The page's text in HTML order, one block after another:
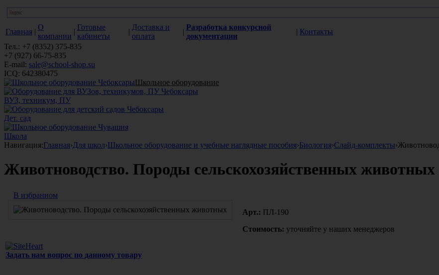
Главная |
О
компании
|
Готовые
кабинеты
|
Доставка и
оплата
|
Разработка конкурсной
документации
| Контакты
Тел.: +7 (8352) 375-835
+7 (927) 66-75-835
E-mail: sale@school-shop.su
ICQ: 642380475
Школьное оборудование
ВУЗ, техникум, ПУ
Дет. сад
Школа
Навигация:Главная›Для школ›Школьное оборудование и учебные наглядные пособия›Биология›Слайд-комплекты›
Животноводство. Породы сельскохозяйственных животных
В избранном
Арт.: ПЛ-190
Стоимость: уточняйте у наших менеджеров
Задать нам вопрос по данному товару